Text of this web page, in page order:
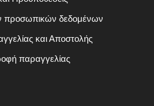
προσωπικών δεδομένων
και Αποστολής
παραγγελίας